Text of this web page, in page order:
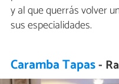
y al que querrás volver
sus especialidades.
Caramba Tapas-